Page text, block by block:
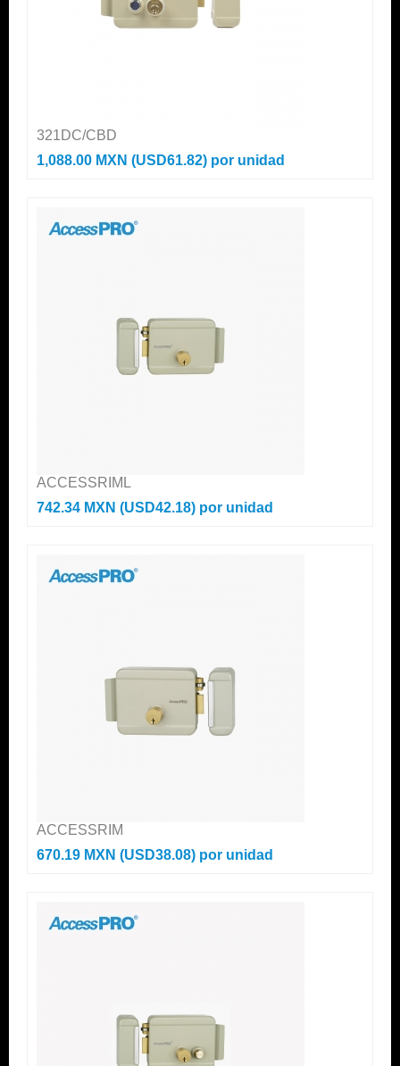
321DC/CBD
1,088.00 MXN (USD61.82) por unidad
ACCESSRIML
742.34 MXN (USD42.18) por unidad
ACCESSRIM
670.19 MXN (USD38.08) por unidad